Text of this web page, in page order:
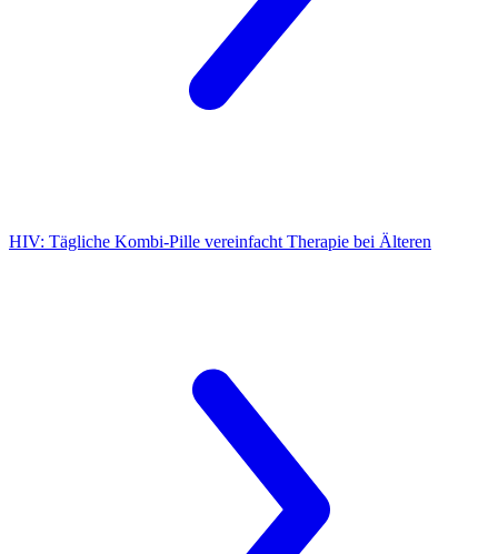
HIV: Tägliche Kombi-Pille vereinfacht Therapie bei Älteren